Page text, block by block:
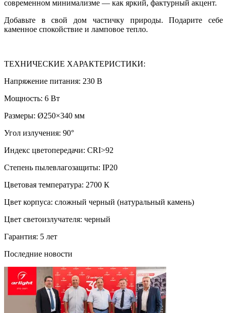
современном минимализме — как яркий, фактурный акцент.
Добавьте в свой дом частичку природы. Подарите себе
каменное спокойствие и ламповое тепло.
ТЕХНИЧЕСКИЕ ХАРАКТЕРИСТИКИ:
Напряжение питания: 230 В
Мощность: 6 Вт
Размеры: Ø250×340 мм
Угол излучения: 90°
Индекс цветопередачи: CRI>92
Степень пылевлагозащиты: IP20
Цветовая температура: 2700 К
Цвет корпуса: сложный черный (натуральный камень)
Цвет светоизлучателя: черный
Гарантия: 5 лет
Последние новости